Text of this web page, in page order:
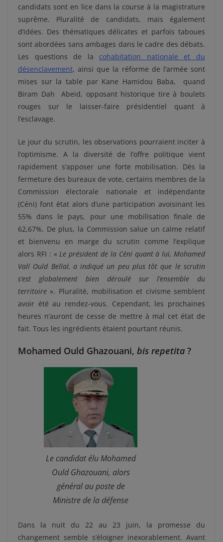
candidats sont en lice dans la course à la magistrature
suprême. Pluralité de candidats, mais également
d’idées. Des thématiques délicates et parfois taboues
sont abordées sans ambages dans le cadre des débats.
Les questions de la cohabitation nationale et du
désenclavement, ainsi que la réforme de l’armée sont
mises sur la table par Kane Hamidou Baba, quand
Biram Dah Abeid, opposant historique tire à boulets
rouges sur le laisser-faire présidentiel quant à
l’esclavage.
Le jour du scrutin, les observations pourraient inciter à
l’optimisme. A la diversité de l’offre politique vient
rapidement s’apposer une forte mobilisation. Dès la
fermeture des bureaux de vote, certains membres de la
Commission électorale nationale et indépendante
(Céni) font état alors d’une participation avoisinant les
55% dans le pays, pour une mobilisation finale de
62,67%. De plus, la Commission salue un calme relatif
et bienvenu en marge du scrutin comme l’explique
alors RFI : «Le président de la Céni quant à lui, Mohamed
Vall Ould Bellal, a indiqué un peu plus tôt que le scrutin
s’est globalement bien déroulé sur l’ensemble du
territoire ». Pluralité, mobilisation et civisme semblent
avoir été au rendez-vous. Cependant, les prochaines
heures n’auront de cesse de mettre à mal cet état de
fait. Tous les ingrédients étaient pourtant réunis.
Mohamed Ould Ghazouani, bis repetita ?
Le candidat élu Mohamed
Ould Ghazouani, alors
général au poste de
Ministre de la défense
Dans la nuit du 22 au 23 juin, la promesse du
changement semble s’éloigner inexorablement. Avant